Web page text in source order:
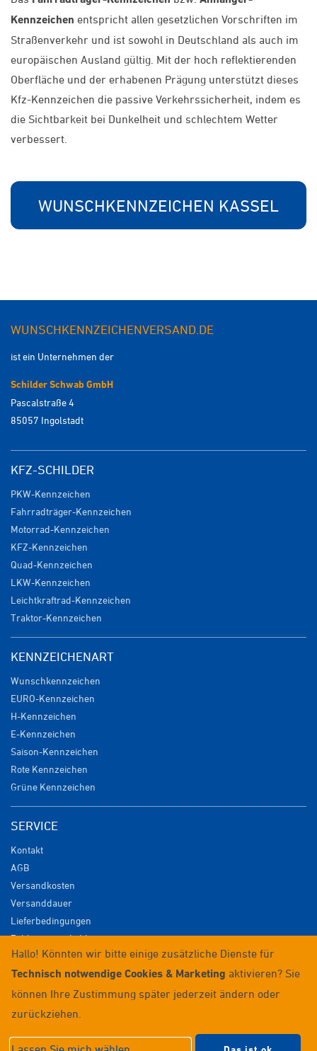
Kennzeichen entspricht allen gesetzlichen Vorschriften im
Straßenverkehr und ist sowohl in Deutschland als auch im
europäischen Ausland gültig. Mit der hoch reflektierenden
Oberfläche und der erhabenen Prägung unterstützt dieses
Kfz-Kennzeichen die passive Verkehrssicherheit, indem es
die Sichtbarkeit bei Dunkelheit und schlechtem Wetter
verbessert.
WUNSCHKENNZEICHEN KASSEL
WUNSCHKENNZEICHENVERSAND.DE
ist ein Unternehmen der
Schilder Schwab GmbH
Pascalstraße 4
85057 Ingolstadt
KFZ-SCHILDER
PKW-Kennzeichen
Fahrradträger-Kennzeichen
Motorrad-Kennzeichen
KFZ-Kennzeichen
Quad-Kennzeichen
LKW-Kennzeichen
Leichtkraftrad-Kennzeichen
Traktor-Kennzeichen
KENNZEICHENART
Wunschkennzeichen
EURO-Kennzeichen
H-Kennzeichen
E-Kennzeichen
Saison-Kennzeichen
Rote Kennzeichen
Grüne Kennzeichen
SERVICE
Kontakt
AGB
Versandkosten
Versanddauer
Lieferbedingungen
Zahlungsmöglichkeiten
Datenschutz
Impressum
Widerrufsrecht
Anmelden / Registrieren
© 2026 Wunschkennzeichenversand
Hallo! Könnten wir bitte einige zusätzliche Dienste für
Technisch notwendige Cookies & Marketing aktivieren? Sie
können Ihre Zustimmung später jederzeit ändern oder
zurückziehen.